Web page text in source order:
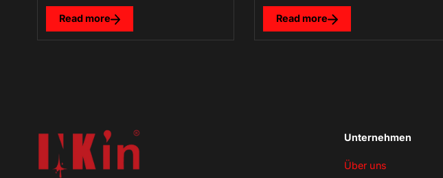
Abonnieren Sie unseren Newsletter und erhalten Sie 10
e
Read more Read more
Unternehmen
Über uns